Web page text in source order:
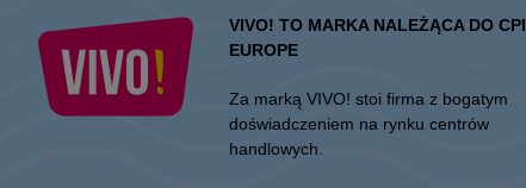
VIVO! TO MARKA NALEŻĄCA DO CPI
EUROPE
Za marką VIVO! stoi firma z bogatym
doświadczeniem na rynku centrów
handlowych.